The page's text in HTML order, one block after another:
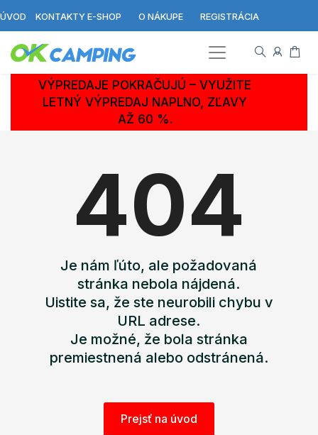
ÚVOD KONTAKTY E-SHOP O NÁKUPE REGISTRÁCIA
VÝPREDAJE POKRAČUJÚ – VYUŽITE
LETNÝ VÝPREDAJ NAPLNO, ZĽAVY
AŽ 60 %.
404
Je nám ľúto, ale požadovaná
stránka nebola nájdená.
Uistite sa, že ste neurobili chybu v
URL adrese.
Je možné, že bola stránka
premiestnená alebo odstránená.
Prejsť na úvod